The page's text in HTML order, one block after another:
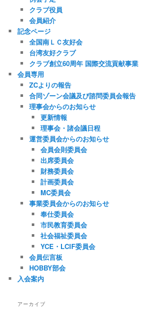
クラブ役員
会員紹介
記念ページ
全国南ＬＣ友好会
台湾友好クラブ
クラブ創立60周年 国際交流貢献事業
会員専用
ZCよりの報告
合同ゾーン会議及び諮問委員会報告
理事会からのお知らせ
更新情報
理事会・諸会議日程
運営委員会からのお知らせ
会員会則委員会
出席委員会
財務委員会
計画委員会
MC委員会
事業委員会からのお知らせ
奉仕委員会
市民教育委員会
社会福祉委員会
YCE・LCIF委員会
会員伝言板
HOBBY部会
入会案内
アーカイブ